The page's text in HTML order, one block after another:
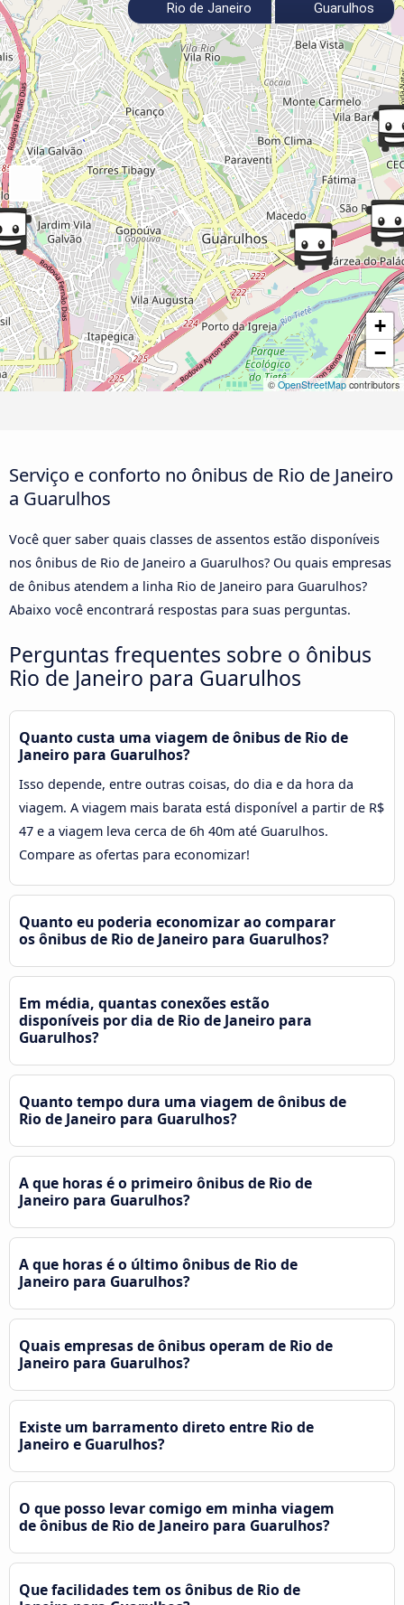
+
−
©OpenStreetMap contributors
Rio de Janeiro Guarulhos
Serviço e conforto no ônibus de Rio de Janeiro
a Guarulhos
Você quer saber quais classes de assentos estão disponíveis
nos ônibus de Rio de Janeiro a Guarulhos? Ou quais empresas
de ônibus atendem a linha Rio de Janeiro para Guarulhos?
Abaixo você encontrará respostas para suas perguntas.
Perguntas frequentes sobre o ônibus
Rio de Janeiro para Guarulhos
Quanto custa uma viagem de ônibus de Rio de
Janeiro para Guarulhos?
Isso depende, entre outras coisas, do dia e da hora da
viagem. A viagem mais barata está disponível a partir de R$
47 e a viagem leva cerca de 6h 40m até Guarulhos.
Compare as ofertas para economizar!
Quanto eu poderia economizar ao comparar
os ônibus de Rio de Janeiro para Guarulhos?
Em média, quantas conexões estão
disponíveis por dia de Rio de Janeiro para
Guarulhos?
Quanto tempo dura uma viagem de ônibus de
Rio de Janeiro para Guarulhos?
A que horas é o primeiro ônibus de Rio de
Janeiro para Guarulhos?
A que horas é o último ônibus de Rio de
Janeiro para Guarulhos?
Quais empresas de ônibus operam de Rio de
Janeiro para Guarulhos?
Existe um barramento direto entre Rio de
Janeiro e Guarulhos?
O que posso levar comigo em minha viagem
de ônibus de Rio de Janeiro para Guarulhos?
Que facilidades tem os ônibus de Rio de